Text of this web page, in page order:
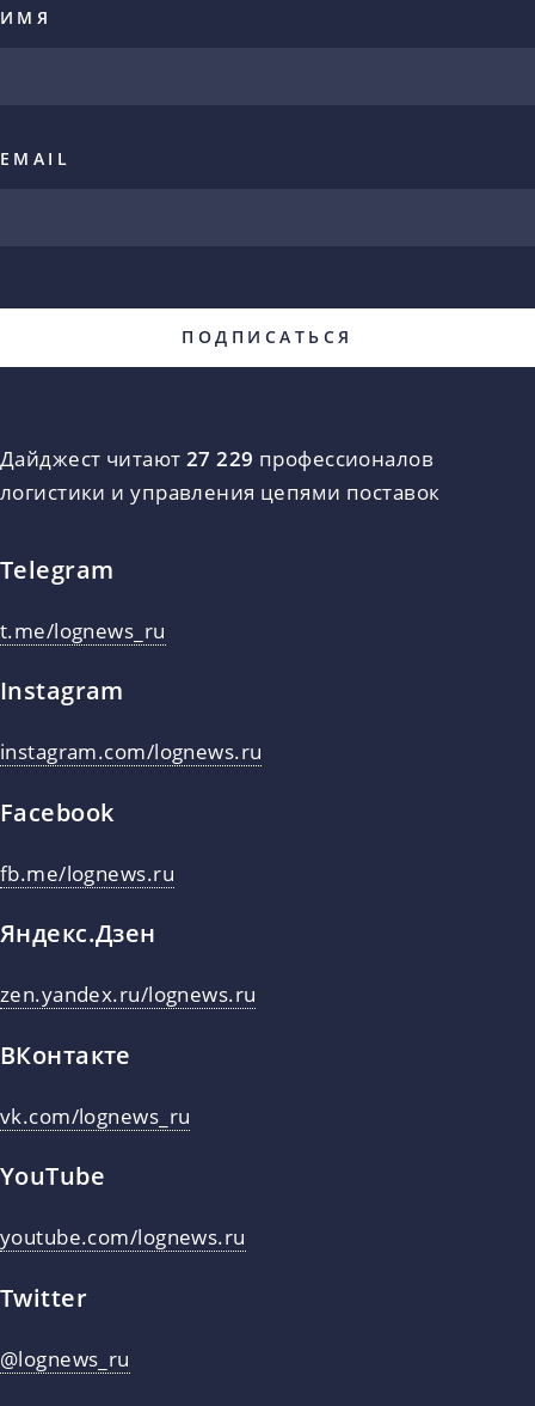
ИМЯ
EMAIL
Дайджест читают 27 229 профессионалов
логистики и управления цепями поставок
Telegram
t.me/lognews_ru
Instagram
instagram.com/lognews.ru
Facebook
fb.me/lognews.ru
Яндекс.Дзен
zen.yandex.ru/lognews.ru
ВКонтакте
vk.com/lognews_ru
YouTube
youtube.com/lognews.ru
Twitter
@lognews_ru